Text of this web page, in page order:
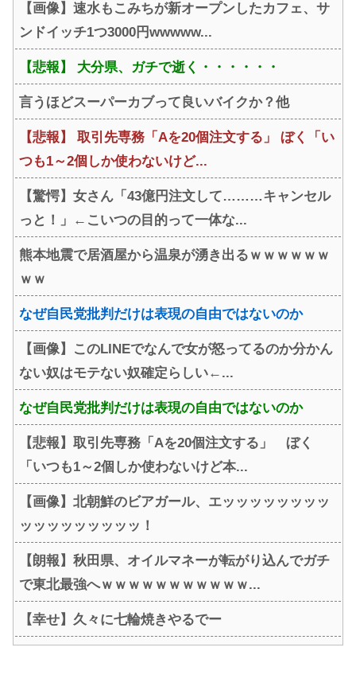
【画像】速水もこみちが新オープンしたカフェ、サ
ンドイッチ1つ3000円wwwww...
【悲報】 大分県、ガチで逝く・・・・・・
言うほどスーパーカブって良いバイクか？他
【悲報】 取引先専務「Aを20個注文する」 ぼく「い
つも1～2個しか使わないけど...
【驚愕】女さん「43億円注文して………キャンセル
っと！」←こいつの目的って一体な...
熊本地震で居酒屋から温泉が湧き出るｗｗｗｗｗｗ
ｗｗ
なぜ自民党批判だけは表現の自由ではないのか
【画像】このLINEでなんで女が怒ってるのか分かん
ない奴はモテない奴確定らしい←...
なぜ自民党批判だけは表現の自由ではないのか
【悲報】取引先専務「Aを20個注文する」 ぼく
「いつも1～2個しか使わないけど本...
【画像】北朝鮮のビアガール、エッッッッッッッッ
ッッッッッッッッッ！
【朗報】秋田県、オイルマネーが転がり込んでガチ
で東北最強へｗｗｗｗｗｗｗｗｗｗｗ...
【幸せ】久々に七輪焼きやるでー